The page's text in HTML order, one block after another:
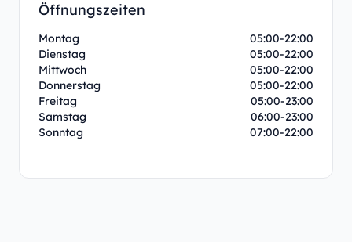
Öffnungszeiten
Montag
05:00-22:00
Dienstag
05:00-22:00
Mittwoch
05:00-22:00
Donnerstag
05:00-22:00
Freitag
05:00-23:00
Samstag
06:00-23:00
Sonntag
07:00-22:00